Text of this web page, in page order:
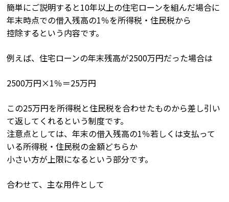
簡単にご説明すると10年以上の住宅ローンを組んだ場合に
年末時点での借入残高の1％を所得税・住民税から
控除するという内容です。
例えば、住宅ローンの年末残高が2500万円だった場合は
2500万円×1％＝25万円
この25万円を所得税と住民税を合わせたものから差し引い
て返してくれるという制度です。
注意点としては、年末の借入残高の1％若しくは支払って
いる所得税・住民税の金額どちらか
小さい方が上限になるという部分です。
合わせて、主な用件として